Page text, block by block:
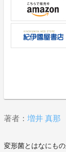
著者： 増井 真那
変形菌とはなにも